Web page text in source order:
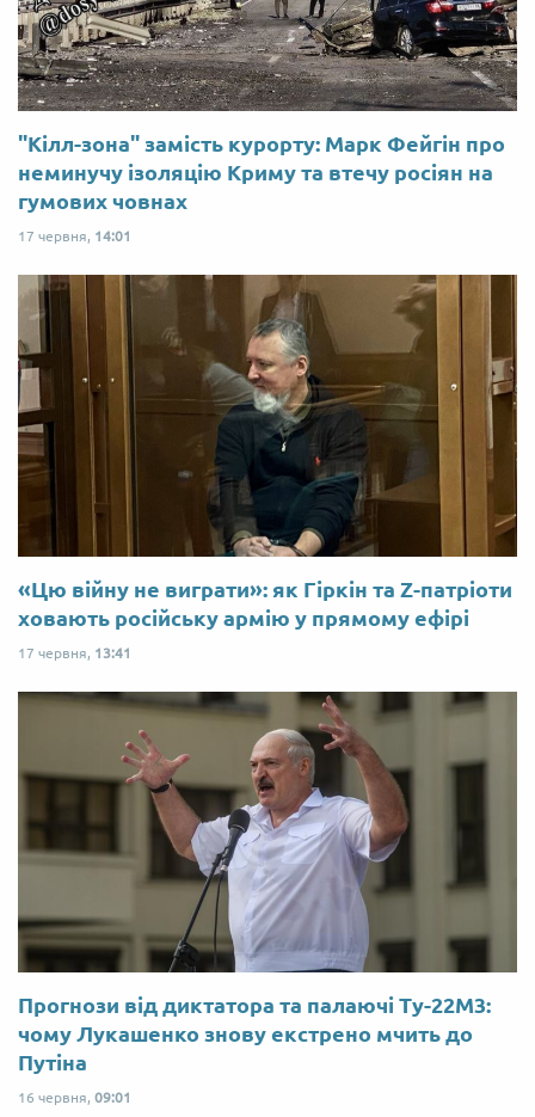
"Кілл-зона" замість курорту: Марк Фейгін про
неминучу ізоляцію Криму та втечу росіян на
гумових човнах
17 червня, 14:01
«Цю війну не виграти»: як Гіркін та Z-патріоти
ховають російську армію у прямому ефірі
17 червня, 13:41
Прогнози від диктатора та палаючі Ту-22М3:
чому Лукашенко знову екстрено мчить до
Путіна
16 червня, 09:01